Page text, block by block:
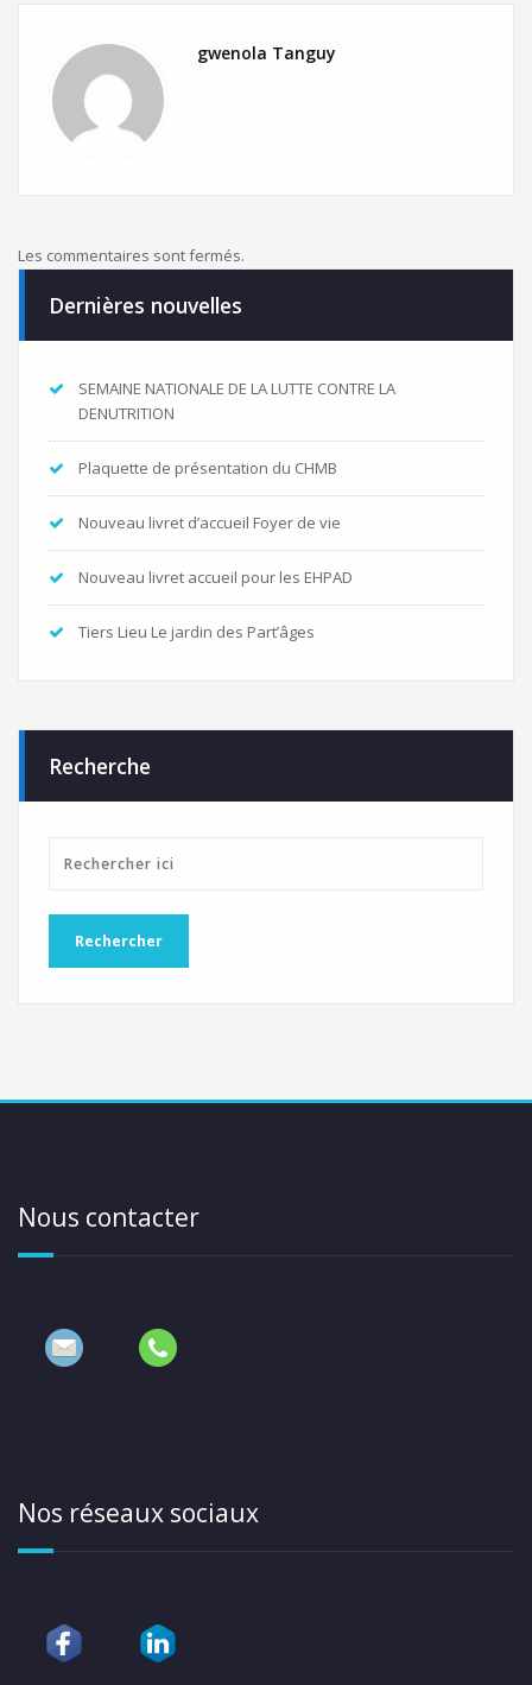
gwenola Tanguy
Les commentaires sont fermés.
Dernières nouvelles
SEMAINE NATIONALE DE LA LUTTE CONTRE LA
DENUTRITION
Plaquette de présentation du CHMB
Nouveau livret d’accueil Foyer de vie
Nouveau livret accueil pour les EHPAD
Tiers Lieu Le jardin des Part’âges
Recherche
Nous contacter
Nos réseaux sociaux